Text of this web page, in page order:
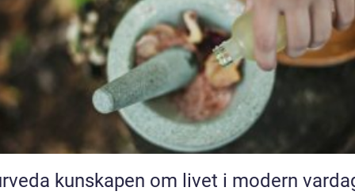
Ayurveda kunskapen om livet i modern